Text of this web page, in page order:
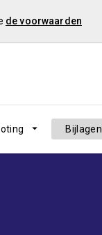
de voorwaarden
Bijlagen